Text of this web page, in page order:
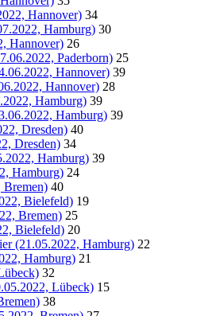
Hannover) 34
Hamburg) 30
Hannover) 26
Paderborn) 25
Hannover) 39
Hannover) 28
Hamburg) 39
Hamburg) 39
Dresden) 40
Dresden) 34
Hamburg) 39
Hamburg) 24
Bremen) 40
Bielefeld) 19
Bremen) 25
Bielefeld) 20
(21.05.2022, Hamburg) 22
Hamburg) 21
32
Lübeck) 15
38